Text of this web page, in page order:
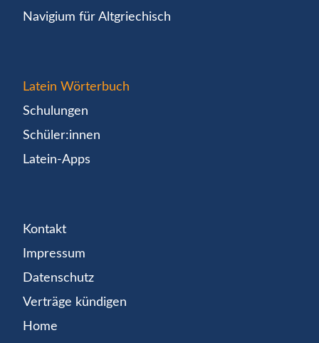
Navigium für Altgriechisch
Latein Wörterbuch
Schulungen
Schüler:innen
Latein-Apps
Kontakt
Impressum
Datenschutz
Verträge kündigen
Home